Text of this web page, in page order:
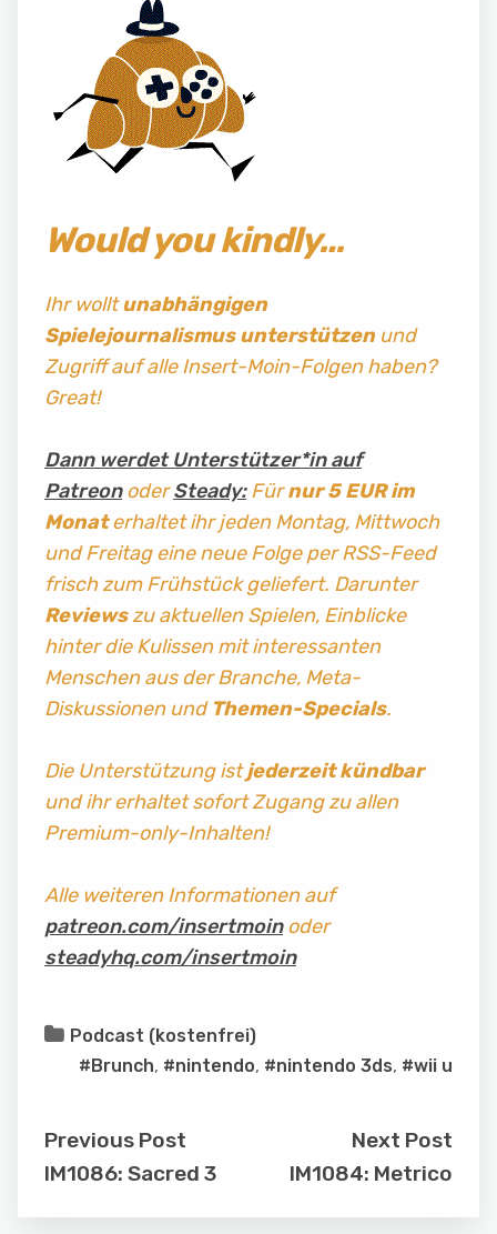
Would you kindly…
Ihr wolltunabhängigen
Spielejournalismus unterstützenund
Zugriff auf alle Insert-Moin-Folgen haben?
Great!
Dann werdet Unterstützer*in auf
PatreonoderSteady:Fürnur 5 EUR im
Monaterhaltet ihr jeden Montag, Mittwoch
und Freitag eine neue Folge per RSS-Feed
frisch zum Frühstück geliefert. Darunter
Reviewszu aktuellen Spielen, Einblicke
hinter die Kulissen mit interessanten
Menschen aus der Branche, Meta-
Diskussionen und Themen-Specials.
Die Unterstützung istjederzeit kündbar
und ihr erhaltet sofort Zugang zu allen
Premium-only-Inhalten!
Alle weiteren Informationen auf
patreon.com/insertmoinoder
steadyhq.com/insertmoin
Podcast (kostenfrei)
#Brunch, #nintendo, #nintendo 3ds, #wii u
Previous Post
IM1086: Sacred 3
Next Post
IM1084: Metrico